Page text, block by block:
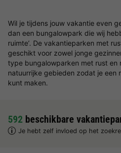
Wil je tijdens jouw vakantie even
dan een bungalowpark die wij
ruimte’. De vakantieparken met
geschikt voor zowel jonge
type bungalowparken met rust en
natuurrijke gebieden zodat je een
kunt maken.
592 beschikbare
Je hebt zelf invloed op het